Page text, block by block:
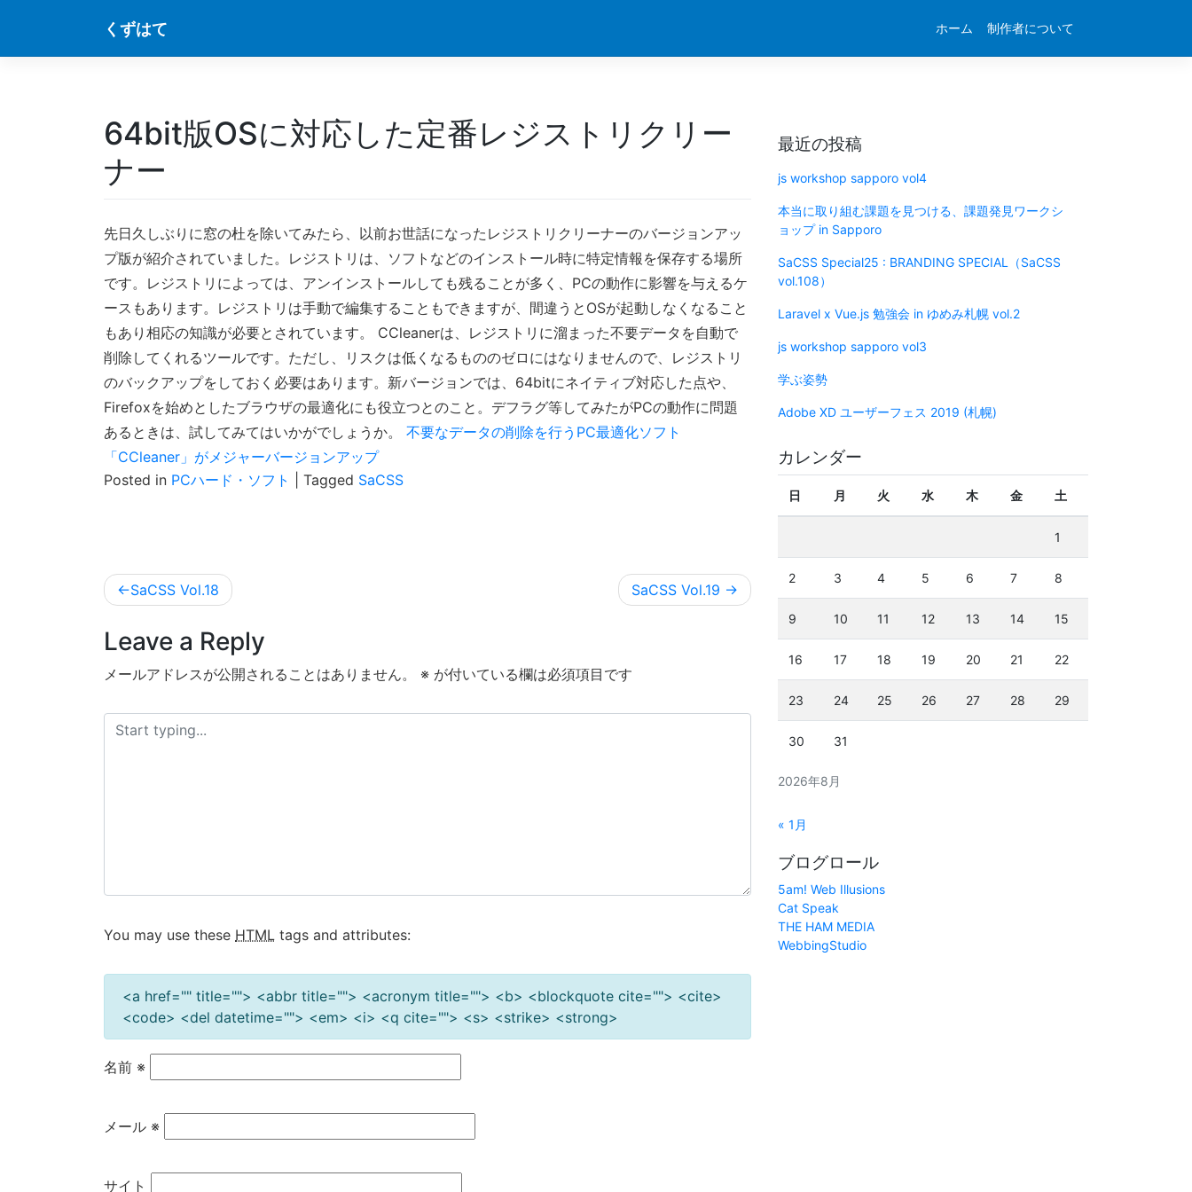
content
くずはて ホーム 制作者について
64bit版OSに対応した定番レジストリクリー
ナー
先日久しぶりに窓の杜を除いてみたら、以前お世話になったレジストリクリーナーのバージョンアッ
プ版が紹介されていました。レジストリは、ソフトなどのインストール時に特定情報を保存する場所
です。レジストリによっては、アンインストールしても残ることが多く、PCの動作に影響を与えるケ
ースもあります。レジストリは手動で編集することもできますが、間違うとOSが起動しなくなること
もあり相応の知識が必要とされています。 CCleanerは、レジストリに溜まった不要データを自動で
削除してくれるツールです。ただし、リスクは低くなるもののゼロにはなりませんので、レジストリ
のバックアップをしておく必要はあります。新バージョンでは、64bitにネイティブ対応した点や、
Firefoxを始めとしたブラウザの最適化にも役立つとのこと。デフラグ等してみたがPCの動作に問題
あるときは、試してみてはいかがでしょうか。 不要なデータの削除を行うPC最適化ソフト
「CCleaner」がメジャーバージョンアップ
Posted in PCハード・ソフト Tagged SaCSS
投
ナ
ビ
ゲ
ー
SaCSS Vol.18 SaCSS Vol.19
Leave a Reply
メールアドレスが公開されることはありません。 ※ が付いている欄は必須項目です
You may use these HTML tags and attributes:
<a href="" title=""> <abbr title=""> <acronym title=""> <b> <blockquote cite=""> <cite>
<code> <del datetime=""> <em> <i> <q cite=""> <s> <strike> <strong>
名前 ※
メール ※
サイト
最近の投稿
js workshop sapporo vol4
本当に取り組む課題を見つける、課題発見ワークシ
ョップ in Sapporo
SaCSS Special25 : BRANDING SPECIAL（SaCSS
vol.108）
Laravel x Vue.js 勉強会 in ゆめみ札幌 vol.2
js workshop sapporo vol3
学ぶ姿勢
Adobe XD ユーザーフェス 2019 (札幌)
カレンダー
2026年8月
日 月 火 水 木 金 土
1
2 3 4 5 6 7 8
9 10 11 12 13 14 15
16 17 18 19 20 21 22
23 24 25 26 27 28 29
30 31
« 1月
ブログロール
5am! Web Illusions
Cat Speak
THE HAM MEDIA
WebbingStudio